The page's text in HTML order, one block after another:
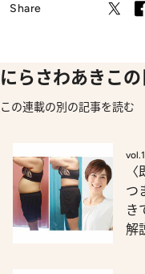
Share
にらさわあきこ
この連載の別の記事を読む
つ
き
解